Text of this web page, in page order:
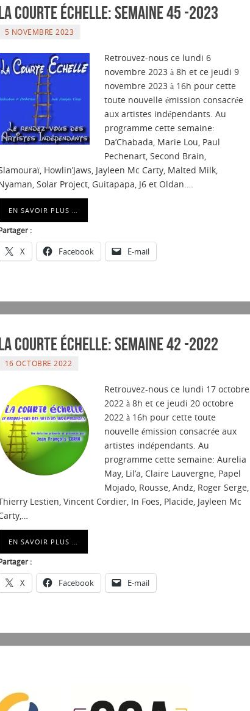
courte échelle: semaine 45 -2023
5 NOVEMBRE 2023
Retrouvez-nous ce lundi 6
novembre 2023 à 8h et ce jeudi 9
novembre 2023 à 16h pour cette
toute nouvelle émission consacrée
aux artistes indépendants. Au
programme cette semaine:
Da’Chabada, Marie Lou, Paul
Pechenart, Second Brain,
Howlin’Jaws, Jayleen Mc Carty, Malted Milk,
Solar Project, Guitapapa, J6 et Oldan.…
EN SAVOIR PLUS …
:
X Facebook E-mail
courte échelle: semaine 42 -2022
16 OCTOBRE 2022
Retrouvez-nous ce lundi 17 octobre
2022 à 8h et ce jeudi 20 octobre
2022 à 16h pour cette toute
nouvelle émission consacrée aux
artistes indépendants. Au
programme cette semaine: Aurelia
May, Lil’a, Claire Lauvergne, Papel
Mojado, Rousse, Andz, Roger Serge,
Lestien, Vincent Cordier, In Foes, Placide, Jayleen Mc
EN SAVOIR PLUS …
:
X Facebook E-mail